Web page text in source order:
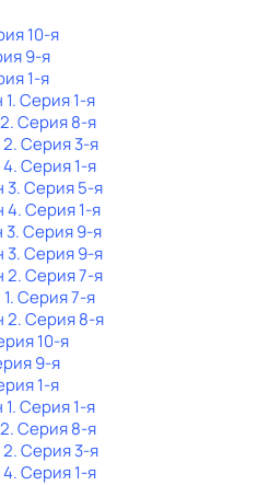
10-я
9-я
1-я
. Серия 1-я
. Серия 8-я
. Серия 3-я
. Серия 1-я
3. Серия 5-я
4. Серия 1-я
3. Серия 9-я
3. Серия 9-я
2. Серия 7-я
. Серия 7-я
2. Серия 8-я
10-я
9-я
1-я
. Серия 1-я
. Серия 8-я
. Серия 3-я
. Серия 1-я